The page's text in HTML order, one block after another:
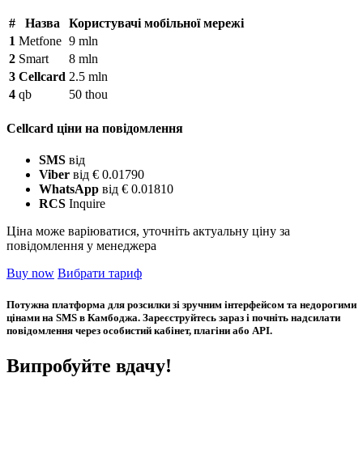
# Назва
Користувачі мобільної мережі
1 Metfone 9 mln
2 Smart
8 mln
3 Cellcard 2.5 mln
4 qb 50 thou
Cellcard ціни на повідомлення
SMS від
Viber від € 0.01790
WhatsApp від € 0.01810
RCS Inquire
Ціна може варіюватися, уточніть актуальну ціну за
повідомлення у менеджера
Buy now Вибрати тариф
Потужна платформа для розсилки зі зручним інтерфейсом та недорогими
цінами на SMS в Камбоджа. Зареєструйтесь зараз і почніть надсилати
повідомлення через особистий кабінет, плагіни або API.
Випробуйте вдачу!